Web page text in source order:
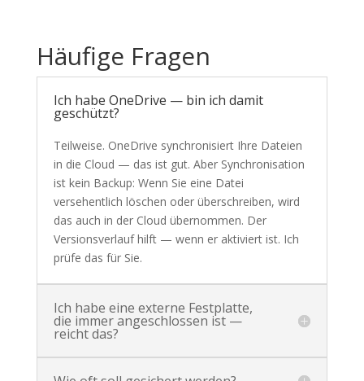
Häufige Fragen
Ich habe OneDrive — bin ich damit
geschützt?
Teilweise. OneDrive synchronisiert Ihre Dateien
in die Cloud — das ist gut. Aber Synchronisation
ist kein Backup: Wenn Sie eine Datei
versehentlich löschen oder überschreiben, wird
das auch in der Cloud übernommen. Der
Versionsverlauf hilft — wenn er aktiviert ist. Ich
prüfe das für Sie.
Ich habe eine externe Festplatte,
die immer angeschlossen ist —
reicht das?